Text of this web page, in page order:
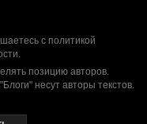
с политикой
.
позицию авторов.
несут авторы текстов.